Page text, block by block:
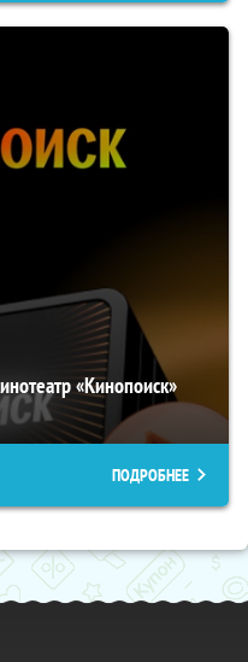
«Кинопоиск»
ПОДРОБНЕЕ